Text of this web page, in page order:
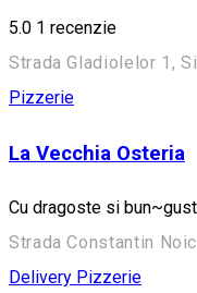
5.0 1 recenzie
Strada Gladiolelor 1,
Pizzerie
La Vecchia Osteria
Cu dragoste si
Strada Constantin
Delivery Pizzerie